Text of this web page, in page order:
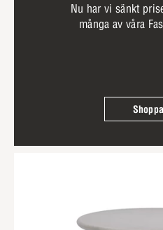
Nu har vi sänkt
många av våra